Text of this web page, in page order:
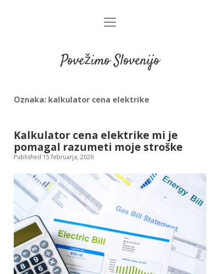
open
Povežimo Slovenijo
Oznaka: kalkulator cena elektrike
Kalkulator cena elektrike mi je
pomagal razumeti moje stroške
Published 15 februarja, 2026